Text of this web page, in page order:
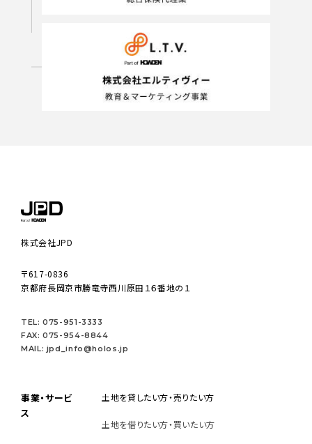
株式会社JPD
〒617-0836
京都府長岡京市勝竜寺西川原田１６番地の１
TEL: 075-951-3333
FAX: 075-954-8844
MAIL: jpd_info@holos.jp
事業・サービ
ス
土地を貸したい方・売りたい方
土地を借りたい方・買いたい方